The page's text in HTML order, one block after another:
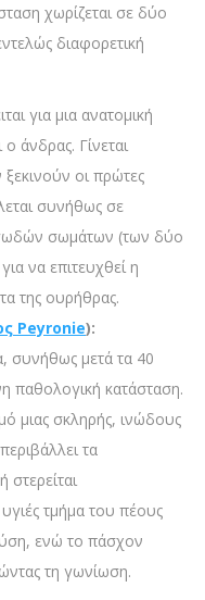
χωρίζεται σε δύο
διαφορετική
για μια ανατομική
άνδρας. Γίνεται
ξεκινούν οι πρώτες
συνήθως σε
σωμάτων (των δύο
να επιτευχθεί η
της ουρήθρας.
Peyronie):
συνήθως μετά τα 40
παθολογική κατάσταση.
μιας σκληρής, ινώδους
τα
τμήμα του πέους
ενώ το πάσχον
τη γωνίωση.